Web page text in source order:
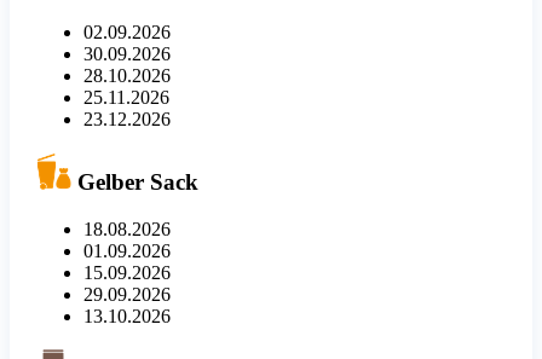
02.09.2026
30.09.2026
28.10.2026
25.11.2026
23.12.2026
Gelber Sack
18.08.2026
01.09.2026
15.09.2026
29.09.2026
13.10.2026